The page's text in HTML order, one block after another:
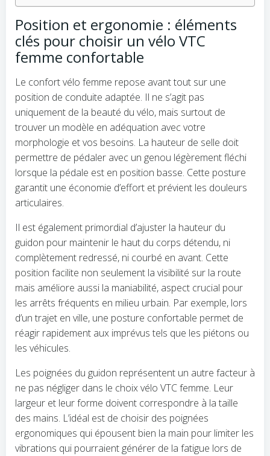
Position et ergonomie : éléments
clés pour choisir un vélo VTC
femme confortable
Le confort vélo femme repose avant tout sur une
position de conduite adaptée. Il ne s’agit pas
uniquement de la beauté du vélo, mais surtout de
trouver un modèle en adéquation avec votre
morphologie et vos besoins. La hauteur de selle doit
permettre de pédaler avec un genou légèrement fléchi
lorsque la pédale est en position basse. Cette posture
garantit une économie d’effort et prévient les douleurs
articulaires.
Il est également primordial d’ajuster la hauteur du
guidon pour maintenir le haut du corps détendu, ni
complètement redressé, ni courbé en avant. Cette
position facilite non seulement la visibilité sur la route
mais améliore aussi la maniabilité, aspect crucial pour
les arrêts fréquents en milieu urbain. Par exemple, lors
d’un trajet en ville, une posture confortable permet de
réagir rapidement aux imprévus tels que les piétons ou
les véhicules.
Les poignées du guidon représentent un autre facteur à
ne pas négliger dans le choix vélo VTC femme. Leur
largeur et leur forme doivent correspondre à la taille
des mains. L’idéal est de choisir des poignées
ergonomiques qui épousent bien la main pour limiter les
vibrations qui pourraient générer de la fatigue lors de